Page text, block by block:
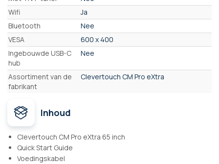
Wifi
Ja
Bluetooth
Nee
VESA
600 x 400
Ingebouwde USB-C
hub
Nee
Assortiment van de
fabrikant
Clevertouch CM Pro eXtra
Inhoud
Clevertouch CM Pro eXtra 65 inch
Quick Start Guide
Voedingskabel